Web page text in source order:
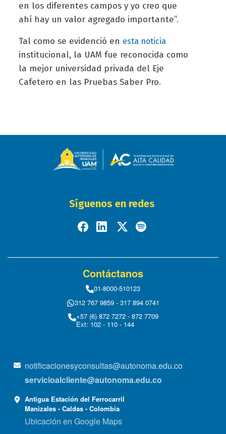
en los diferentes campos y yo creo que
ahí hay un valor agregado importante”.
Tal como se evidenció en esta noticia
institucional, la UAM fue reconocida como
la mejor universidad privada del Eje
Cafetero en las Pruebas Saber Pro.
Síguenos en redes
Contáctanos
01-8000-510123
312 767 9859 - 317 894 0741
+57 (6) 872 7272 - 872 7709
Ext: 102 - 110 - 144
notificacionesyconsultas@autonoma.edu.co
servicioalcliente@autonoma.edu.co
Antigua Estación del Ferrocarril
Manizales - Caldas - Colombia
Ubicación en Google Maps